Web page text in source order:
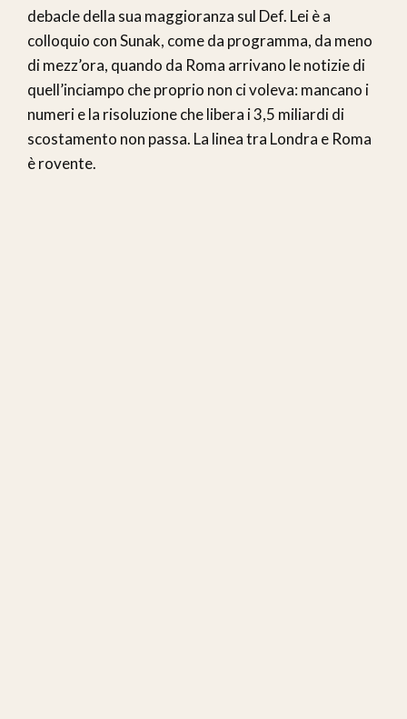
debacle della sua maggioranza sul Def. Lei è a
colloquio con Sunak, come da programma, da meno
di mezz’ora, quando da Roma arrivano le notizie di
quell’inciampo che proprio non ci voleva: mancano i
numeri e la risoluzione che libera i 3,5 miliardi di
scostamento non passa. La linea tra Londra e Roma
è rovente.